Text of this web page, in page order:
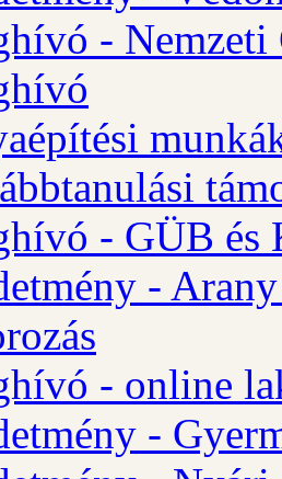
- Nemzeti
- GÜB és
- Arany
- online
-